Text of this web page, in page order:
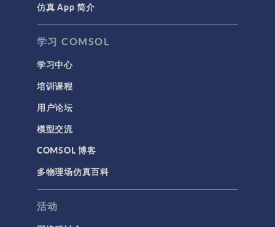
仿真 App 简介
学习 COMSOL
学习中心
培训课程
用户论坛
模型交流
COMSOL 博客
多物理场仿真百科
活动